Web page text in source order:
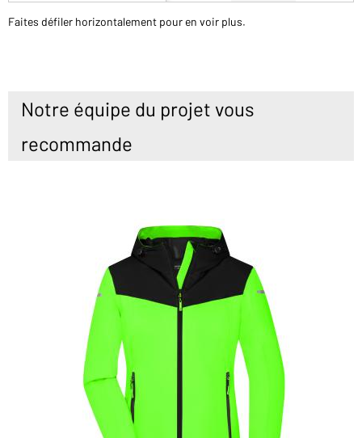
Faites défiler horizontalement pour en voir plus.
Notre équipe du projet vous
recommande